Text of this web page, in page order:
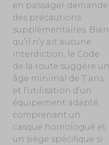
en passager demande
des précautions
supplémentaires. Bien
qu’il n’y ait aucune
interdiction, le Code
de la route suggère un
âge minimal de 7 ans
et l’utilisation d’un
équipement adapté,
comprenant un
casque homologué et
un siège spécifique si